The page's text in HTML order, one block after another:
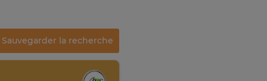
Sauvegarder la recherche